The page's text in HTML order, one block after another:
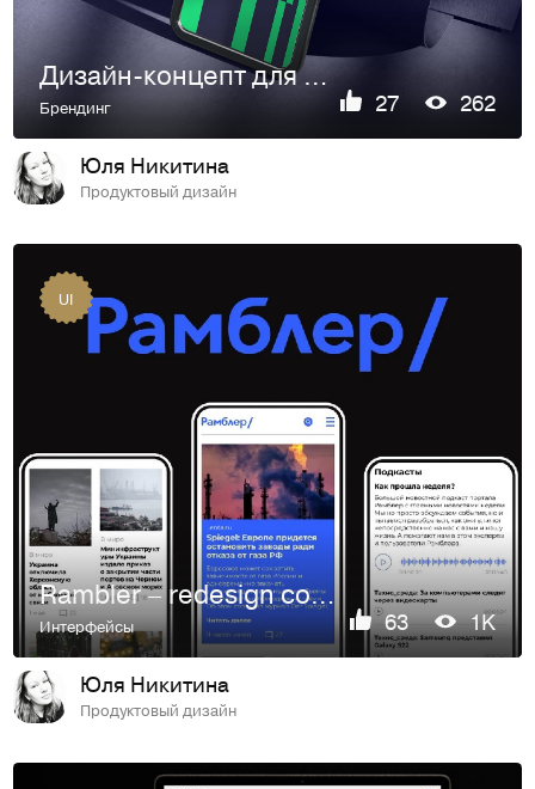
Дизайн-концепт для корпоративного совещания
Брендинг 27 262
Юля Никитина
Продуктовый дизайн
UI
Rambler – redesign concept
Интерфейсы 63 1K
Юля Никитина
Продуктовый дизайн